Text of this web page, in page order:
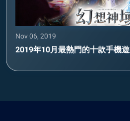
Nov 06, 2019
2019年10月最熱門的十款手機